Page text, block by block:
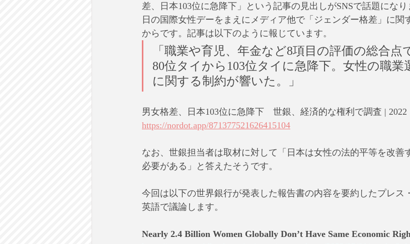
差、日本103位に急降下」という記事の見出しがSNSで話題にな
日の国際女性デーをまえにメディア他で「ジェンダー格差」に関
からです。記事は以下のように報じています。
「職業や育児、年金など8項目の評価の総合点
80位タイから103位タイに急降下。女性の職業
に関する制約が響いた。」
男女格差、日本103位に急降下　世銀、経済的な権利で調査 | 2022
https://nordot.app/871377521626415104
なお、世銀担当者は取材に対して「日本は女性の法的平等を改善
必要がある」と答えたそうです。
今回は以下の世界銀行が発表した報告書の内容を要約したプレス
英語で議論します。
Nearly 2.4 Billion Women Globally Don’t Have Same Economic